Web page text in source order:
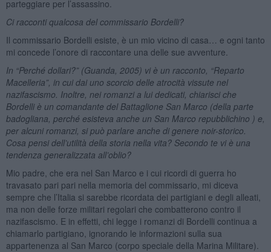
parteggiare per l’assassino.
Ci racconti qualcosa del commissario Bordelli?
Il commissario Bordelli esiste, è un mio vicino di casa… e ogni tanto
mi concede l’onore di raccontare una delle sue avventure.
In “Perché dollari?” (Guanda, 2005) vi è un racconto, “Reparto
Macelleria”, in cui dai uno scorcio delle atrocità vissute nel
nazifascismo. Inoltre, nei romanzi a lui dedicati, chiarisci che
Bordelli è un comandante del Battaglione San Marco (della parte
badogliana, perché esisteva anche un San Marco repubblichino ) e,
per alcuni romanzi, si può parlare anche di genere noir-storico.
Cosa pensi dell’utilità della storia nella vita? Secondo te vi è una
tendenza generalizzata all’oblio?
Mio padre, che era nel San Marco e i cui ricordi di guerra ho
travasato pari pari nella memoria del commissario, mi diceva
sempre che l’Italia si sarebbe ricordata dei partigiani e degli alleati,
ma non delle forze militari regolari che combatterono contro il
nazifascismo. E in effetti, chi legge i romanzi di Bordelli continua a
chiamarlo partigiano, ignorando le informazioni sulla sua
appartenenza al San Marco (corpo speciale della Marina Militare).